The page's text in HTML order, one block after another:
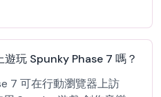
玩 Spunky Phase 7 嗎？
7 可在行動瀏覽器上訪